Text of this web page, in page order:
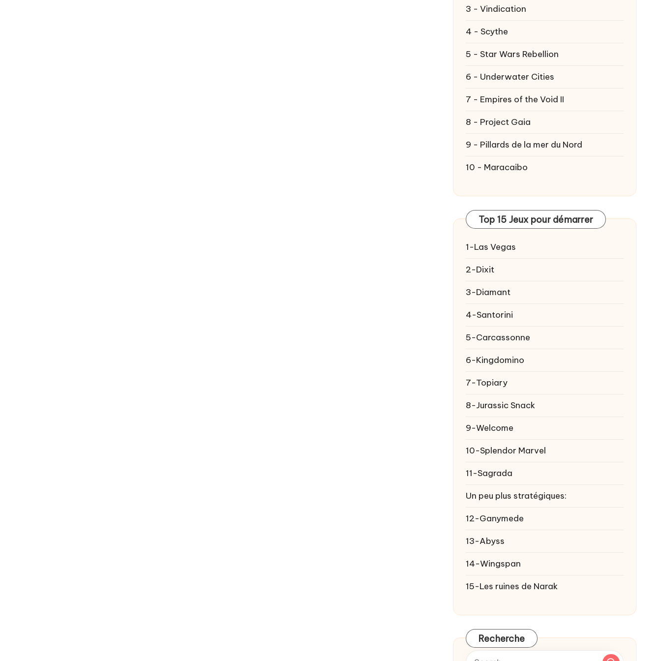
3 - Vindication
4 - Scythe
5 - Star Wars Rebellion
6 - Underwater Cities
7 - Empires of the Void II
8 - Project Gaia
9 - Pillards de la mer du Nord
10 - Maracaibo
Top 15 Jeux pour démarrer
1-Las Vegas
2-Dixit
3-Diamant
4-Santorini
5-Carcassonne
6-Kingdomino
7-Topiary
8-Jurassic Snack
9-Welcome
10-Splendor Marvel
11-Sagrada
Un peu plus stratégiques:
12-Ganymede
13-Abyss
14-Wingspan
15-Les ruines de Narak
Recherche